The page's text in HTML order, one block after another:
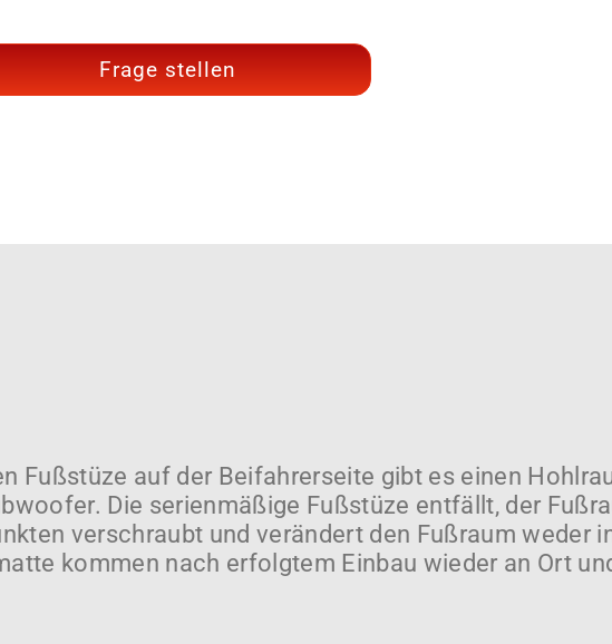
Frage stellen
Fußstüze auf der Beifahrerseite gibt es einen
Die serienmäßige Fußstüze entfällt, der
verschraubt und verändert den Fußraum weder
kommen nach erfolgtem Einbau wieder an Ort